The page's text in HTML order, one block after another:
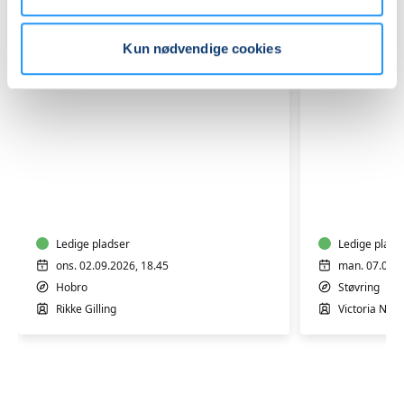
Kun nødvendige cookies
Ledige pladser
ons. 02.09.2026, 18.45
Hobro
Rikke Gilling
Ledige
man.
Støvring
Victoria Nord